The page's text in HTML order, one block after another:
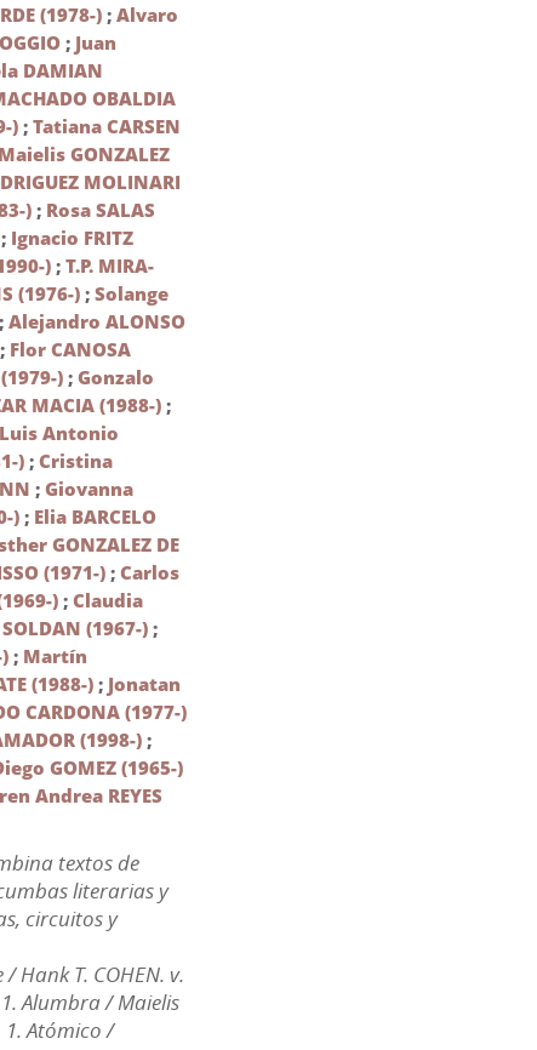
(1978-) ;Alvaro
; Juan
DAMIAN
OBALDIA
) ;Tatiana CARSEN
Maielis GONZALEZ
MOLINARI
) ; Rosa SALAS
; Ignacio FRITZ
);T.P. MIRA-
(1976-);Solange
;Alejandro ALONSO
; Flor CANOSA
) ;Gonzalo
MACIA (1988-) ;
Luis Antonio
) ;Cristina
;Giovanna
); Elia BARCELO
GONZALEZ DE
(1971-) ;Carlos
) ;Claudia
(1967-) ;
; Martín
(1988-) ; Jonatan
CARDONA (1977-)
(1998-) ;
GOMEZ (1965-)
Andrea REYES
textos de
literarias y
circuitos y
Hank T. COHEN. v.
Alumbra / Maielis
1. Atómico /